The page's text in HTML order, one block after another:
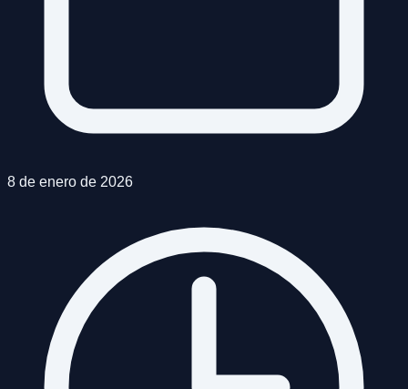
8 de enero de 2026